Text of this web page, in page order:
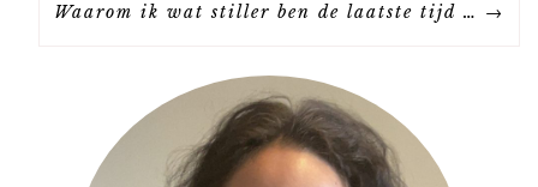
Waarom ik wat stiller ben de laatste tijd …